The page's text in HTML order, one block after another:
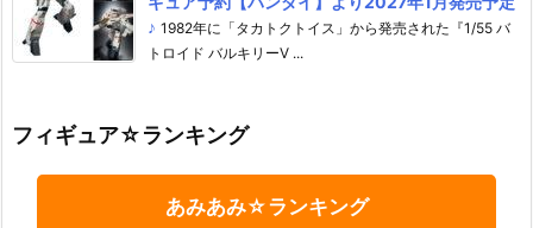
♪ 1982年に「タカトクトイス」から発売された『1/55 バ
トロイド バルキリーV ...
フィギュア☆ランキング
あみあみ☆ランキング